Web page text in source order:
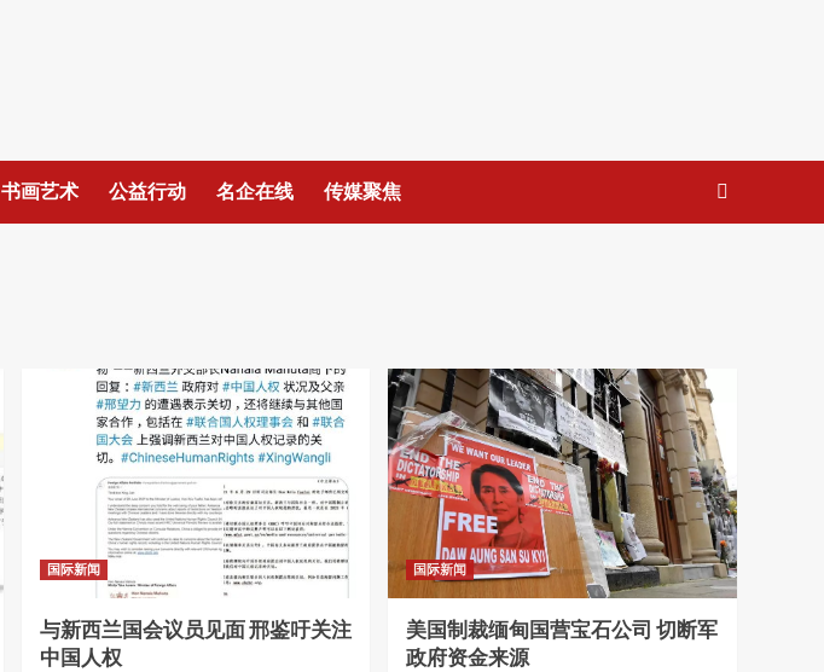
书画艺术 公益行动 名企在线 传媒聚焦
国际新闻
与新西兰国会议员见面 邢鉴吁关注
中国人权
国际新闻
美国制裁缅甸国营宝石公司 切断军
政府资金来源